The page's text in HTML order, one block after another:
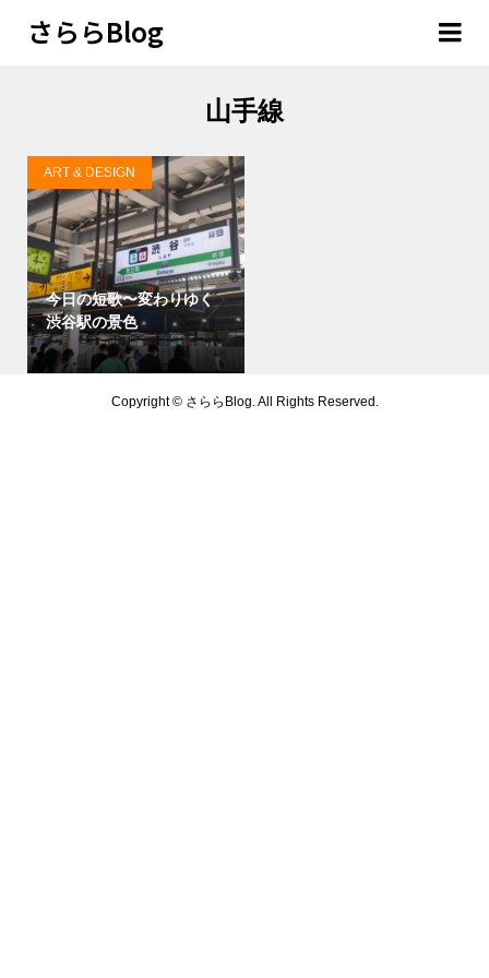
さららBlog
山手線
今日の短歌〜変わりゆく
渋谷駅の景色
ART & DESIGN
Copyright ©さららBlog. All Rights Reserved.